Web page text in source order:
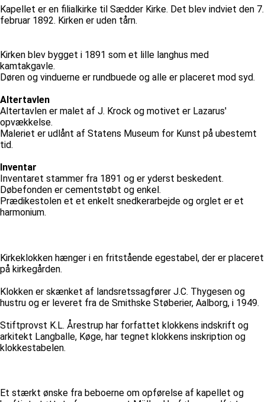
Kapellet er en filialkirke til Sædder Kirke. Det blev indviet den 7.
februar 1892. Kirken er uden tårn.
Kirken blev bygget i 1891 som et lille langhus med
kamtakgavle.
Døren og vinduerne er rundbuede og alle er placeret mod syd.
Altertavlen
Altertavlen er malet af J. Krock og motivet er Lazarus'
opvækkelse.
Maleriet er udlånt af Statens Museum for Kunst på ubestemt
tid.
Inventar
Inventaret stammer fra 1891 og er yderst beskedent.
Døbefonden er cementstøbt og enkel.
Prædikestolen et et enkelt snedkerarbejde og orglet er et
harmonium.
Kirkeklokken hænger i en fritstående egestabel, der er placeret
på kirkegården.
Klokken er skænket af landsretssagfører J.C. Thygesen og
hustru og er leveret fra de Smithske Støberier, Aalborg, i 1949.
Stiftprovst K.L. Årestrup har forfattet klokkens indskrift og
arkitekt Langballe, Køge, har tegnet klokkens inskription og
klokkestabelen.
Et stærkt ønske fra beboerne om opførelse af kapellet og